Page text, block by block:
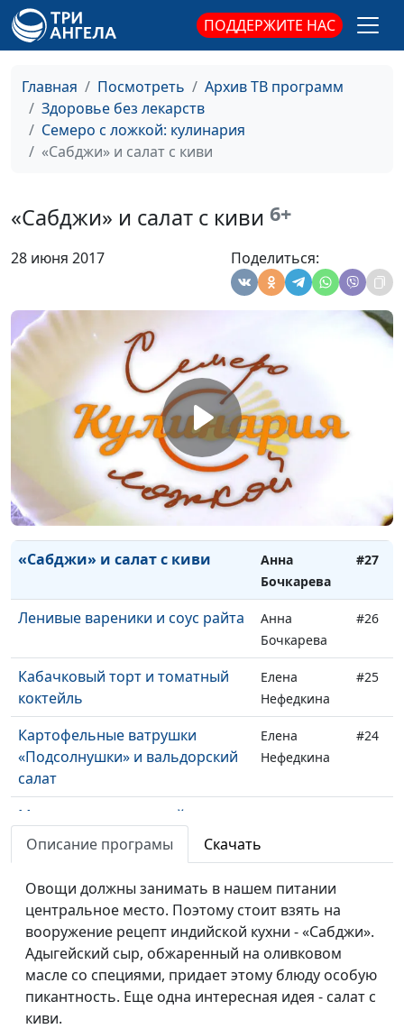
ПОДДЕРЖИТЕ НАС
Главная Посмотреть
Архив ТВ программ
Здоровье без лекарств
Семеро с ложкой: кулинария
«Сабджи» и салат с киви
«Сабджи» и салат с киви 6+
28 июня 2017 Поделиться:
Галета с грушей и чай со
свежим тимьяном
Светлана
Доманская
#36
Бургеры с чечевицей
Дарья
Банановые панкейки
Бананово-кремовый десерт
Татьяна
Тимонина
Салат «Табуле» и хумус
Нарине
Егиазарян
#32
Лобио и армянский суп «Танов
апур»
#31
Печенье «Мадлен» и
марципаны
Екатерина
Плешакова
Пирог «Сладкая долька»
Екатерина
Петреева
Парфе
Екатерина
«Сабджи» и салат с киви
Анна
Бочкарева
#27
Ленивые вареники и соус райта
Анна
Бочкарева
#26
Кабачковый торт и томатный
коктейль
Елена
Нефедкина
#25
Картофельные ватрушки
«Подсолнушки» и вальдорский
салат
Елена
Нефедкина
#24
Макароны с чечевицей и салат
с творогом
голубцы
Дубровина
«Букет роз» и имбирный
лимонад
Ангелина
Дубровина
#21
Булочки «Ежики» и компот
«Экзотик»
Ангелина
#20
Описание програмы Скачать
Овощи должны занимать в нашем питании
центральное место. Поэтому стоит взять на
вооружение рецепт индийской кухни - «Сабджи».
Адыгейский сыр, обжаренный на оливковом
масле со специями, придает этому блюду особую
пикантность. Еще одна интересная идея - салат с
киви.